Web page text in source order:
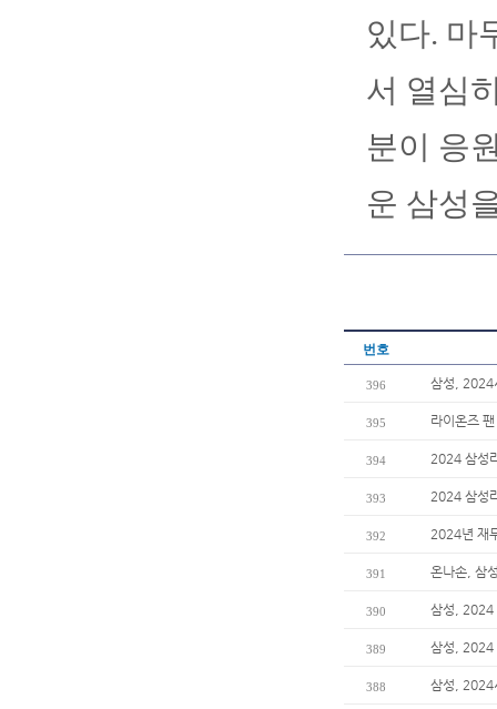
있다. 마
서 열심
분이 응
운 삼성
번호
396 삼성, 2024
395 라이온즈
394 2024 삼성
393 2024 삼성
392 2024년 재
391 온나손, 삼
390 삼성, 2024
389 삼성, 2024
388 삼성, 2024